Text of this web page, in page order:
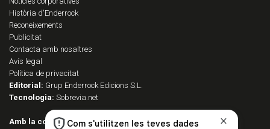
Història d'Enderrock
Reconeixements
Publicitat
Contacta amb nosaltres
Avís legal
Política de privacitat
Editorial: Grup Enderrock Edicions S.L.
Tecnologia: Sobrevia.net
Amb la col·laboració de: